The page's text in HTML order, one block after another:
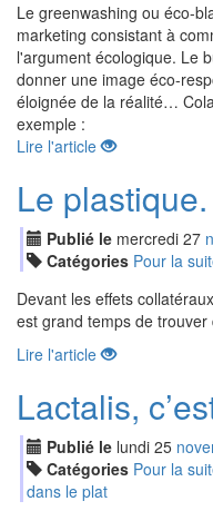
Le greenwashing ou éco-
marketing consistant à
l'argument écologique. Le
donner une image éco-
éloignée de la réalité…
exemple :
Lire l'article
Le
Publié le mercredi 27
Catégories Pour la
Devant les effets
est grand temps de trouver
Lire l'article
Lactalis,
Publié le lundi 25 nov
Catégories Pour la
dans le plat